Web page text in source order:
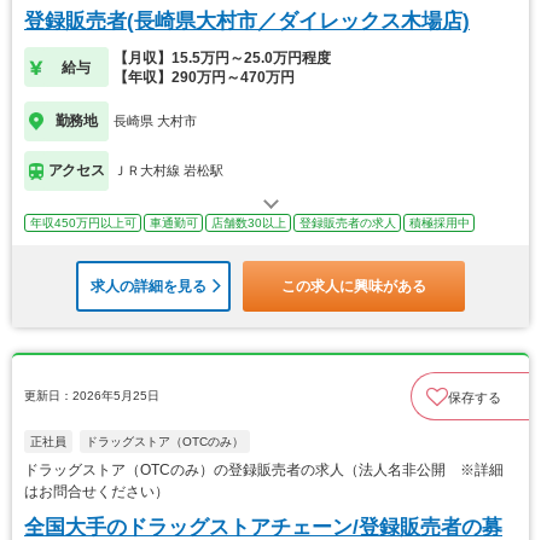
登録販売者(長崎県大村市／ダイレックス木場店)
給与
【月収】15.5万円～25.0万円程度
【年収】290万円～470万円
勤務地 長崎県 大村市
アクセス ＪＲ大村線 岩松駅
年収450万円以上可 車通勤可 店舗数30以上 登録販売者の求人 積極採用中
求人の詳細を見る この求人に興味がある
更新日：2026年5月25日 保存する
正社員 ドラッグストア（OTCのみ）
ドラッグストア（OTCのみ）の登録販売者の求人（法人名非公開 ※詳細
はお問合せください）
全国大手のドラッグストアチェーン/登録販売者の募